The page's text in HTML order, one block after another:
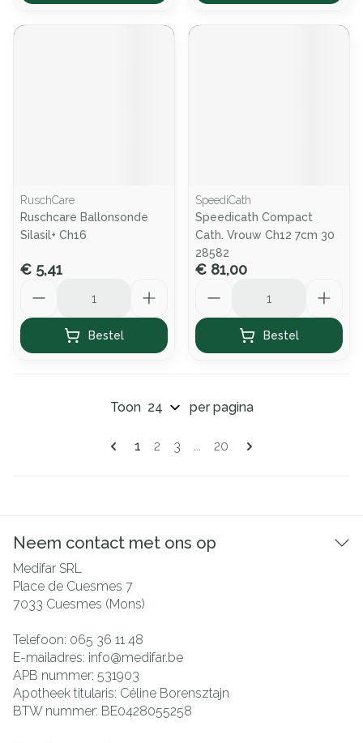
RuschCare
Ruschcare Ballonsonde
Silasil+ Ch16
€ 5,41
Bestel
SpeediCath
Speedicath Compact
Cath. Vrouw Ch12 7cm 30
28582
€ 81,00
Bestel
Pagina's
U lees momenteel pagina
1 Pagina
2 Pagina
3 ... Pagina
20
Toon per pagina
Neem contact met ons op
Medifar SRL
Place de Cuesmes 7
7033 Cuesmes (Mons)
Telefoon: 065 36 11 48
E-mailadres: info@medifar.be
APB nummer: 531903
Apotheek titularis: Céline Borensztajn
BTW nummer: BE0428055258